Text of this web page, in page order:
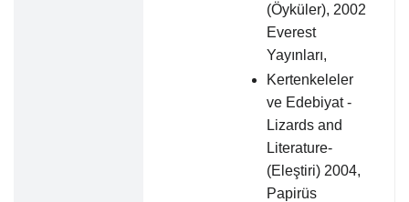
(Öyküler), 2002
Everest
Yayınları,
Kertenkeleler
ve Edebiyat -
Lizards and
Literature-
(Eleştiri) 2004,
Papirüs